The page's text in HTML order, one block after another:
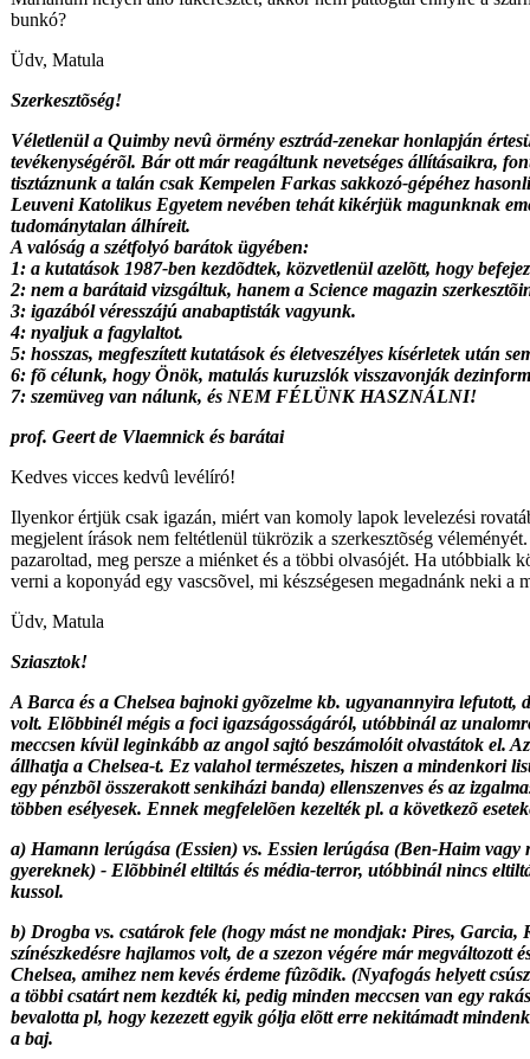
bunkó?
Üdv, Matula
Szerkesztõség!
Véletlenül a Quimby nevû örmény esztrád-zenekar honlapján
tevékenységérõl. Bár ott már reagáltunk nevetséges állításaikra,
tisztáznunk a talán csak Kempelen Farkas sakkozó-gépéhez
Leuveni Katolikus Egyetem nevében tehát kikérjük magunknak
tudománytalan álhíreit.
A valóság a szétfolyó barátok ügyében:
1: a kutatások 1987-ben kezdõdtek, közvetlenül azelõtt, hogy
2: nem a barátaid vizsgáltuk, hanem a Science magazin
3: igazából véresszájú anabaptisták vagyunk.
4: nyaljuk a fagylaltot.
5: hosszas, megfeszített kutatások és életveszélyes kísérletek után
6: fõ célunk, hogy Önök, matulás kuruzslók visszavonják
7: szemüveg van nálunk, és NEM FÉLÜNK HASZNÁLNI!
prof. Geert de Vlaemnick és barátai
Kedves vicces kedvû levélíró!
Ilyenkor értjük csak igazán, miért van komoly lapok levelezési
megjelent írások nem feltétlenül tükrözik a szerkesztõség
pazaroltad, meg persze a miénket és a többi olvasójét. Ha utóbbialk
verni a koponyád egy vascsõvel, mi készségesen megadnánk neki a
Üdv, Matula
Sziasztok!
A Barca és a Chelsea bajnoki gyõzelme kb. ugyanannyira lefutott,
volt. Elõbbinél mégis a foci igazságosságáról, utóbbinál az
meccsen kívül leginkább az angol sajtó beszámolóit olvastátok el.
állhatja a Chelsea-t. Ez valahol természetes, hiszen a mindenkori
egy pénzbõl összerakott senkiházi banda) ellenszenves és az
többen esélyesek. Ennek megfelelõen kezelték pl. a következõ
a) Hamann lerúgása (Essien) vs. Essien lerúgása (Ben-Haim vagy
gyereknek) - Elõbbinél eltiltás és média-terror, utóbbinál nincs
kussol.
b) Drogba vs. csatárok fele (hogy mást ne mondjak: Pires, Garcia,
színészkedésre hajlamos volt, de a szezon végére már megváltozott
Chelsea, amihez nem kevés érdeme fûzõdik. (Nyafogás helyett
a többi csatárt nem kezdték ki, pedig minden meccsen van egy
bevalotta pl, hogy kezezett egyik gólja elõtt erre nekitámadt
a baj.